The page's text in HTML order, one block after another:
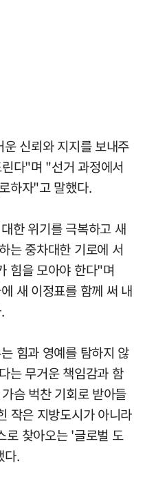
신뢰와 지지를 보내주
다"며 "선거 과정에서
하자"고 말했다.
한 위기를 극복하고 새
는 중차대한 기로에 서
힘을 모아야 한다"며
새 이정표를 함께 써 내
힘과 영예를 탐하지 않
는 무거운 책임감과 함
슴 벅찬 기회로 받아들
작은 지방도시가 아니라
로 찾아오는 '글로벌 도
다.